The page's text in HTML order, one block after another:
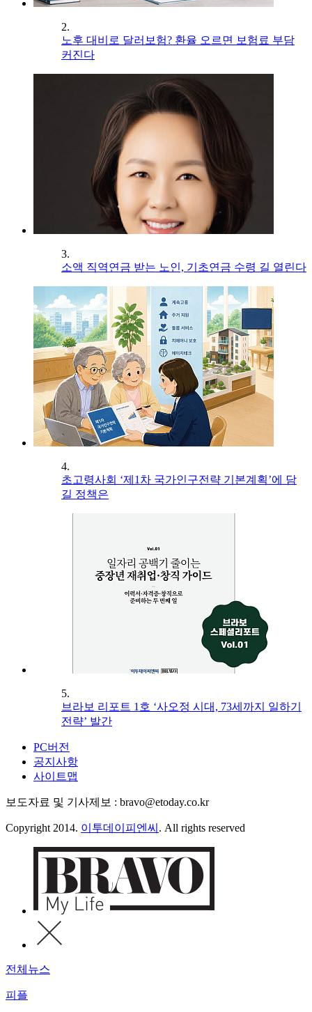
2.
노후 대비로 달러보험? 환율 오르면 보험료 부담
커진다
3.
소액 직역연금 받는 노인, 기초연금 수령 길 열린다
4.
초고령사회 ‘제1차 국가인구전략 기본계획’에 담
길 정책은
5.
브라보 리포트 1호 ‘사오정 시대, 73세까지 일하기
전략’ 발간
PC버전
공지사항
사이트맵
보도자료 및 기사제보 : bravo@etoday.co.kr
Copyright 2014. 이투데이피엔씨 . All rights reserved
전체뉴스
피플